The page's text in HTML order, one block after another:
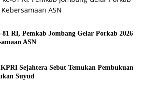
RI, Pemkab Jombang Gelar Porkab 2026
ASN
Sejahtera Sebut Temukan Pembukuan
Suyud